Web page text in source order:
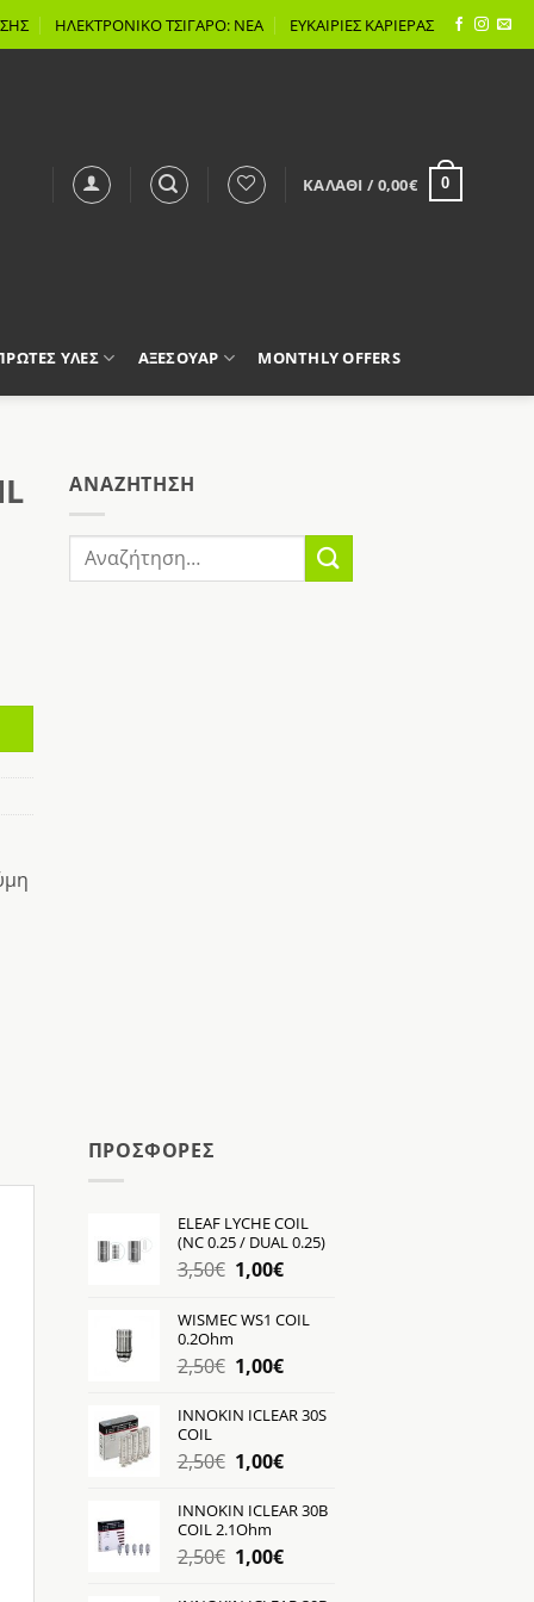
ΗΛΕΚΤΡΟΝΙΚΟ ΤΣΙΓΑΡΟ: ΝΕΑ ΕΥΚΑΙΡΙΕΣ ΚΑΡΙΕΡΑΣ
ΚΑΛΆΘΙ / 0,00€ 0
ΥΛΕΣ ΑΞΕΣΟΥΑΡ MONTHLY OFFERS
AΝΑΖΉΤΗΣΗ
Αναζήτηση
για:
ΠΡΟΣΦΟΡΕΣ
ELEAF LYCHE COIL
(NC 0.25 / DUAL 0.25)
3,50€ Original
was:
1,00€Η
τιμή
1,00€.
WISMEC WS1 COIL
0.2Ohm
2,50€ Original
was:
1,00€Η
τιμή
1,00€.
INNOKIN ICLEAR 30S
COIL
2,50€ Original
was:
2,50€.
1,00€Η
τιμή
1,00€.
INNOKIN ICLEAR 30B
COIL 2.1Ohm
2,50€ Original
1,00€Η